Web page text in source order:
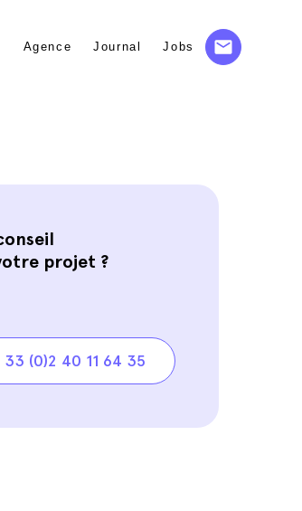
Agence Journal Jobs
projet ?
33 (0)2 40 11 64 35